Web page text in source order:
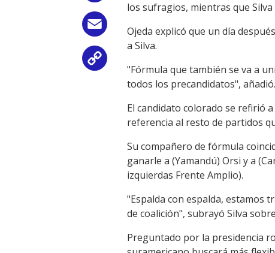
Email
Link
los sufragios, mientras que
Ojeda explicó que un día
a Silva.
"Fórmula que también se va a
todos los precandidatos", añadió.
El candidato colorado se refirió
referencia al resto de partidos
Su compañero de fórmula
ganarle a (Yamandú) Orsi y a
izquierdas Frente Amplio).
"Espalda con espalda, estamos
de coalición", subrayó Silva
Preguntado por la presidencia